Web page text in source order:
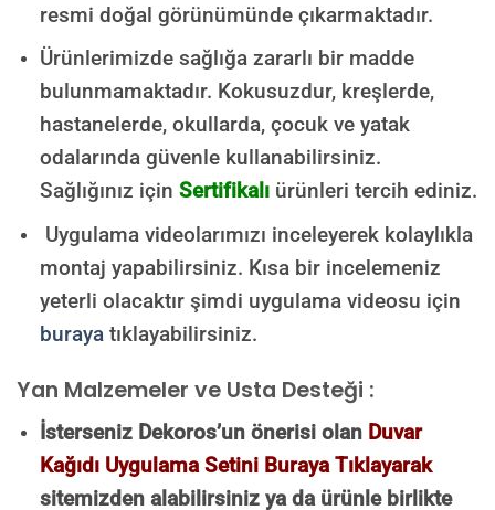
resmi doğal görünümünde çıkarmaktadır.
Ürünlerimizde sağlığa zararlı bir madde
bulunmamaktadır. Kokusuzdur, kreşlerde,
hastanelerde, okullarda, çocuk ve yatak
odalarında güvenle kullanabilirsiniz.
Sağlığınız için Sertifikalıürünleri tercih ediniz.
Uygulama videolarımızı inceleyerek kolaylıkla
montaj yapabilirsiniz. Kısa bir incelemeniz
yeterli olacaktır şimdi uygulama videosu için
burayatıklayabilirsiniz.
Yan Malzemeler ve Usta Desteği :
İsterseniz Dekoros’un önerisi olan Duvar
Kağıdı Uygulama Setini Buraya Tıklayarak
sitemizden alabilirsiniz ya da ürünle birlikte